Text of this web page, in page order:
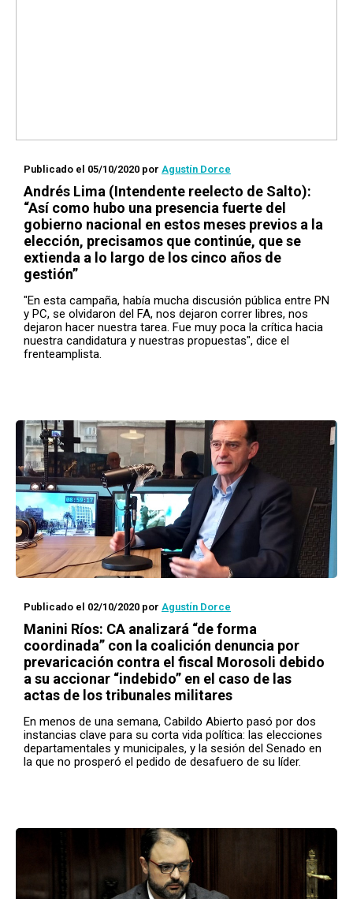
Publicado el 05/10/2020 por Agustín Dorce
Andrés Lima (Intendente reelecto de Salto):
“Así como hubo una presencia fuerte del
gobierno nacional en estos meses previos a la
elección, precisamos que continúe, que se
extienda a lo largo de los cinco años de
gestión”
"En esta campaña, había mucha discusión pública entre PN
y PC, se olvidaron del FA, nos dejaron correr libres, nos
dejaron hacer nuestra tarea. Fue muy poca la crítica hacia
nuestra candidatura y nuestras propuestas", dice el
frenteamplista.
Publicado el 02/10/2020 por Agustín Dorce
Manini Ríos: CA analizará “de forma
coordinada” con la coalición denuncia por
prevaricación contra el fiscal Morosoli debido
a su accionar “indebido” en el caso de las
actas de los tribunales militares
En menos de una semana, Cabildo Abierto pasó por dos
instancias clave para su corta vida política: las elecciones
departamentales y municipales, y la sesión del Senado en
la que no prosperó el pedido de desafuero de su líder.